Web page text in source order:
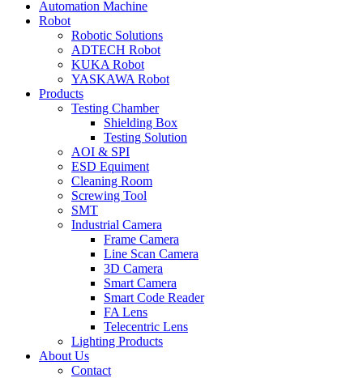
Automation Machine
Robot
Robotic Solutions
ADTECH Robot
KUKA Robot
YASKAWA Robot
Products
Testing Chamber
Shielding Box
Testing Solution
AOI & SPI
ESD Equiment
Cleaning Room
Screwing Tool
SMT
Industrial Camera
Frame Camera
Line Scan Camera
3D Camera
Smart Camera
Smart Code Reader
FA Lens
Telecentric Lens
Lighting Products
About Us
Contact